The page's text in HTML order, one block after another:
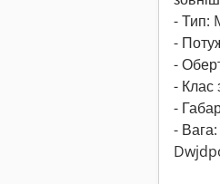
- Тип:
-
-
- Клас
-
- Вага: